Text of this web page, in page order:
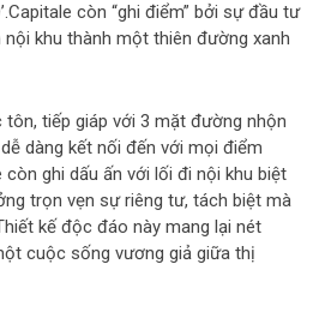
còn “ghi điểm” bởi sự đầu tư
khu thành một thiên đường xanh
tiếp giáp với 3 mặt đường nhộn
dàng kết nối đến với mọi điểm
còn ghi dấu ấn với lối đi nội khu biệt
trọn vẹn sự riêng tư, tách biệt mà
kế độc đáo này mang lại nét
cuộc sống vương giả giữa thị